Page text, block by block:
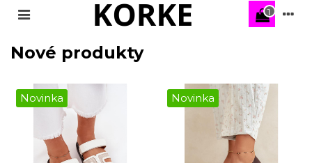
1
Nové produkty
Novinka Novinka